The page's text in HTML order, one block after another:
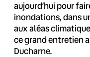
aujourd’hui pour
inondations, dans
aux aléas
ce grand entretien
Ducharne.